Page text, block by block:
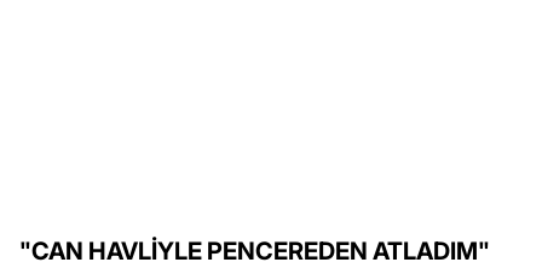
"CAN HAVLİYLE PENCEREDEN ATLADIM"